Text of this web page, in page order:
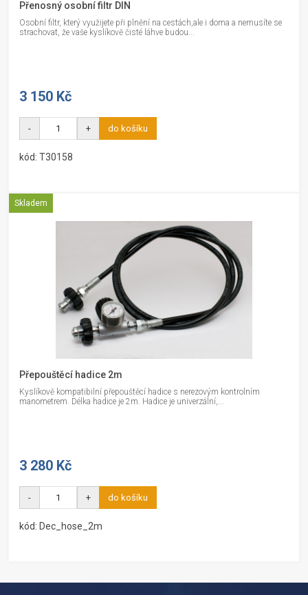
Přenosný osobní filtr DIN
Osobní filtr, který využijete při plnění na cestách,ale i doma a nemusíte se
strachovat, že vaše kyslíkově čisté láhve budou...
3 150 Kč
- + do košíku
kód: T30158
Skladem
Přepouštěcí hadice 2m
Kyslíkově kompatibilní přepouštěcí hadice s nerezovým kontrolním
manometrem. Délka hadice je 2m. Hadice je univerzální,...
3 280 Kč
- + do košíku
kód: Dec_hose_2m